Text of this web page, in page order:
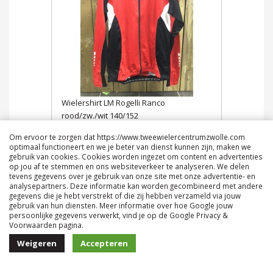
Wielershirt LM Rogelli Ranco
rood/zw./wit 140/152
€ 37,95
Om ervoor te zorgen dat https://www.tweewielercentrumzwolle.com
optimaal functioneert en we je beter van dienst kunnen zijn, maken we
gebruik van cookies. Cookies worden ingezet om content en advertenties
op jou af te stemmen en ons websiteverkeer te analyseren. We delen
tevens gegevens over je gebruik van onze site met onze advertentie- en
analysepartners. Deze informatie kan worden gecombineerd met andere
gegevens die je hebt verstrekt of die zij hebben verzameld via jouw
gebruik van hun diensten. Meer informatie over hoe Google jouw
persoonlijke gegevens verwerkt, vind je op de Google Privacy &
Voorwaarden pagina.
Weigeren Accepteren